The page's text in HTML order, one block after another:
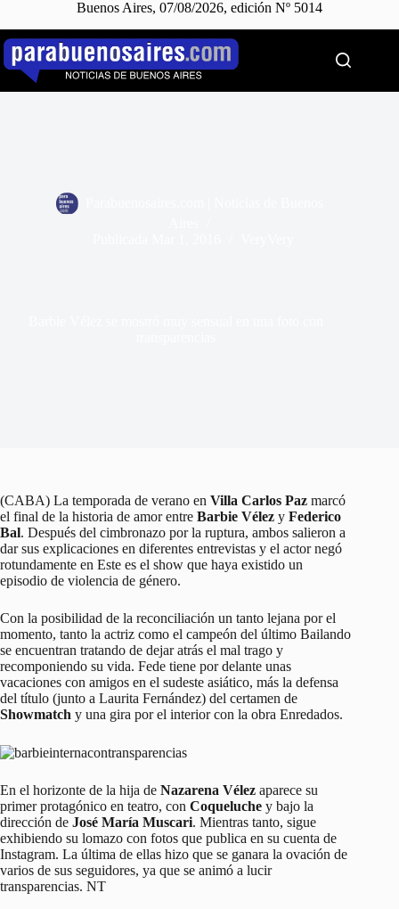
Buenos Aires, 07/08/2026, edición Nº 5014
Saltar
contenido
(CABA) La temporada de verano en Villa Carlos Paz marcó
el final de la historia de amor entre Barbie Vélez y Federico
Bal. Después del cimbronazo por la ruptura, ambos salieron a
dar sus explicaciones en diferentes entrevistas y el actor negó
rotundamente en Este es el show que haya existido un
episodio de violencia de género.
Con la posibilidad de la reconciliación un tanto lejana por el
momento, tanto la actriz como el campeón del último Bailando
se encuentran tratando de dejar atrás el mal trago y
recomponiendo su vida. Fede tiene por delante unas
vacaciones con amigos en el sudeste asiático, más la defensa
del título (junto a Laurita Fernández) del certamen de
Showmatch y una gira por el interior con la obra Enredados.
En el horizonte de la hija de Nazarena Vélez aparece su
primer protagónico en teatro, con Coqueluche y bajo la
dirección de José María Muscari. Mientras tanto, sigue
exhibiendo su lomazo con fotos que publica en su cuenta de
Instagram. La última de ellas hizo que se ganara la ovación de
varios de sus seguidores, ya que se animó a lucir
transparencias. NT